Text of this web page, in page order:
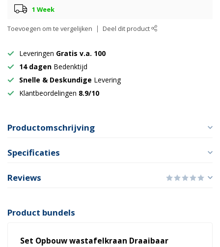
1 Week
Toevoegen om te vergelijken Deel dit product
Leveringen Gratis v.a. 100
14 dagen Bedenktijd
Snelle & Deskundige Levering
Klantbeordelingen 8.9/10
Productomschrijving
Specificaties
Reviews
Product bundels
Set Opbouw wastafelkraan Draaibaar